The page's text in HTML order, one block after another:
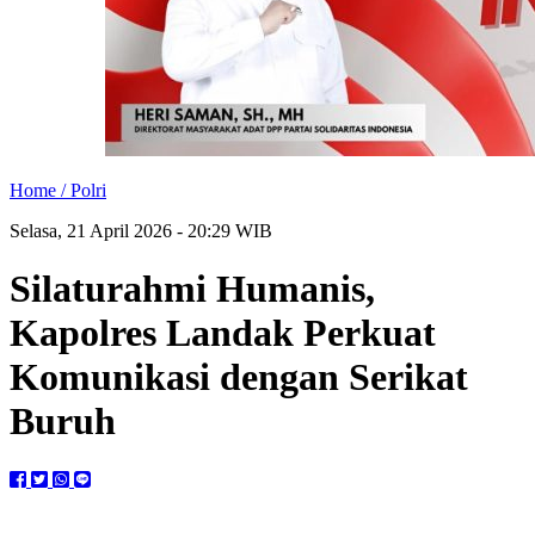
Home /Polri
Selasa, 21 April 2026 - 20:29 WIB
Silaturahmi Humanis,
Kapolres Landak Perkuat
Komunikasi dengan Serikat
Buruh